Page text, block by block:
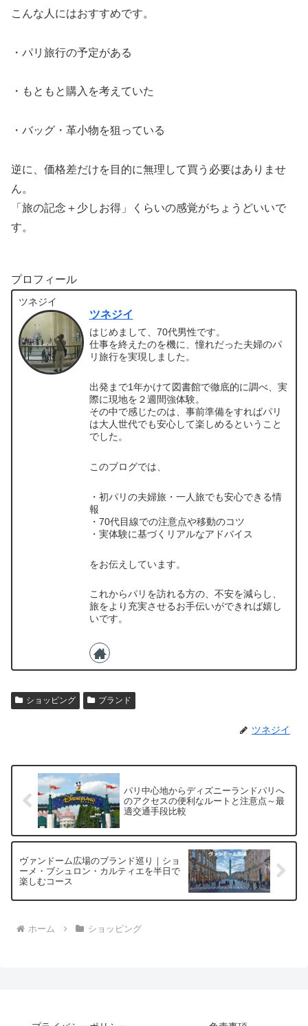
こんな人にはおすすめです。
・パリ旅行の予定がある
・もともと購入を考えていた
・バッグ・革小物を狙っている
逆に、価格差だけを目的に無理して買う必要はありませ
ん。
「旅の記念＋少しお得」くらいの感覚がちょうどいいで
す。
プロフィール
ツネジイ
ツネジイ
はじめまして、70代男性です。
仕事を終えたのを機に、憧れだった夫婦のパ
リ旅行を実現しました。
出発まで1年かけて図書館で徹底的に調べ、実
際に現地を２週間強体験。
その中で感じたのは、事前準備をすればパリ
は大人世代でも安心して楽しめるということ
でした。
このブログでは、
・初パリの夫婦旅・一人旅でも安心できる情
報
・70代目線での注意点や移動のコツ
・実体験に基づくリアルなアドバイス
をお伝えしています。
これからパリを訪れる方の、不安を減らし、
旅をより充実させるお手伝いができれば嬉し
いです。
ショッピング ブランド
ツネジイ
パリ中心地からディズニーランドパリへ
のアクセスの便利なルートと注意点～最
適交通手段比較
ヴァンドーム広場のブランド巡り｜ショ
ーメ・ブシュロン・カルティエを半日で
楽しむコース
ホーム ショッピング